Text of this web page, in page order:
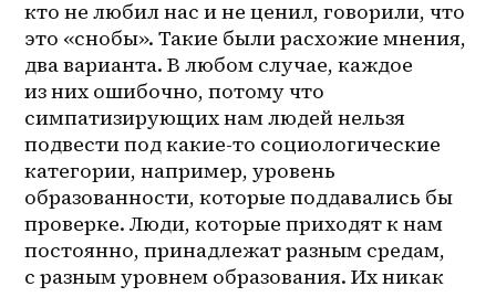
кто не любил нас и не ценил, говорили, что
это «снобы». Такие были расхожие мнения,
два варианта. В любом случае, каждое
из них ошибочно, потому что
симпатизирующих нам людей нельзя
подвести под какие-то социологические
категории, например, уровень
образованности, которые поддавались бы
проверке. Люди, которые приходят к нам
постоянно, принадлежат разным средам,
с разным уровнем образования. Их никак